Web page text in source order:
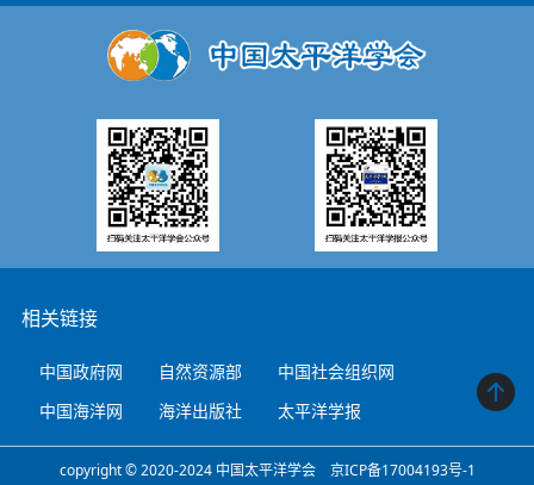
相关链接
中国政府网 自然资源部
中国社会组织网
中国海洋网
海洋出版社 太平洋学报
copyright © 2020-2024 中国太平洋学会 京ICP备17004193号-1